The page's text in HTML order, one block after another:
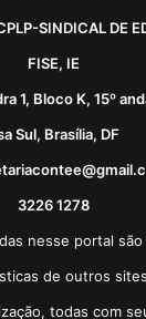
SINDICAL DE
FISE, IE
1, Bloco K, 15º
Sul, Brasília, DF
3226 1278
nesse portal
de outros sites
todas com